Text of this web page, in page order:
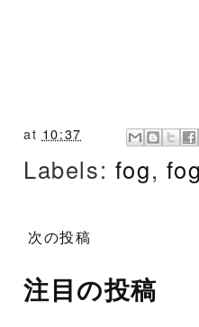
at 10:37
Labels: fog,
次の投稿
注目の投稿